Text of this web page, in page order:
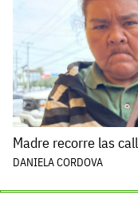
Madre recorre las
DANIELA CORDOVA